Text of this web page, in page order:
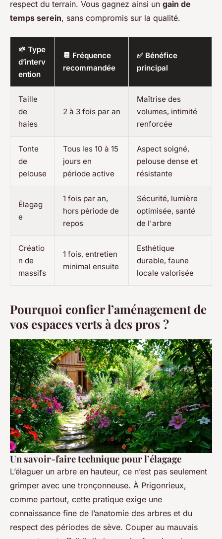
respect du terrain. Vous gagnez ainsi un gain de
temps serein, sans compromis sur la qualité.
🌱 Type
d’interv
ention
📆 Fréquence
recommandée
✅ Bénéfice
principal
Taille
de
haies
2 à 3 fois par an
Maîtrise des
volumes, intimité
renforcée
Tonte
de
pelouse
Tous les 10 à 15
jours en
période active
Aspect soigné,
pelouse dense et
résistante
Élagag
e
1 fois par an,
hors période de
repos
Sécurité, lumière
optimisée, santé
de l'arbre
Créatio
n de
massifs
1 fois, entretien
minimal ensuite
Esthétique
durable, faune
locale valorisée
Pourquoi confier l’aménagement de
vos espaces verts à des pros ?
Un savoir-faire technique pour l’élagage
L’élaguer un arbre en hauteur, ce n’est pas seulement
grimper avec une tronçonneuse. À Prigonrieux,
comme partout, cette pratique exige une
connaissance fine de l’anatomie des arbres et du
respect des périodes de sève. Couper au mauvais